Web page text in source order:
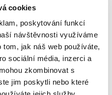
cookies
poskytování funkcí
návštěvnosti využíváme
jak náš web používáte,
sociální média, inzerci a
zkombinovat s
jim poskytli nebo které
technologickými výrobci,
lídra v oblasti
zajistili ochranu